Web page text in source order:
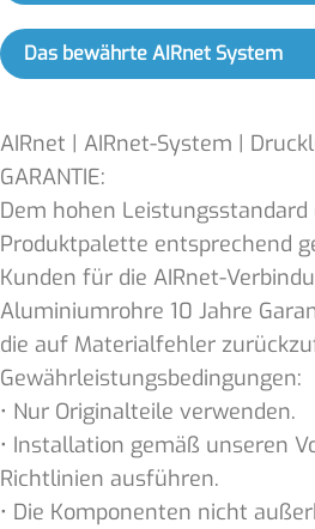
Das bewährte AIRnet System
AIRnet | AIRnet-System |
GARANTIE:
Dem hohen Leistungsstandard
Produktpalette entsprechend
Kunden für die AIRnet-
Aluminiumrohre 10 Jahre
die auf Materialfehler
Gewährleistungsbedingungen:
• Nur Originalteile verwenden.
• Installation gemäß unseren
Richtlinien ausführen.
• Die Komponenten nicht